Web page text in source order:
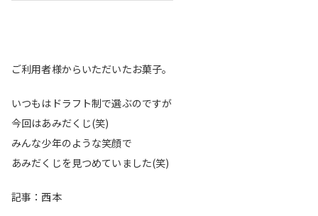
ご利用者様からいただいたお菓子。
いつもはドラフト制で選ぶのですが
今回はあみだくじ(笑)
みんな少年のような笑顔で
あみだくじを見つめていました(笑)
記事：西本